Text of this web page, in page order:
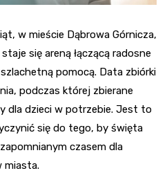
w mieście Dąbrowa Górnicza,
się areną łączącą radosne
pomocą. Data zbiórki
podczas której zbierane
dla dzieci w potrzebie. Jest to
się do tego, by święta
czasem dla
miasta.